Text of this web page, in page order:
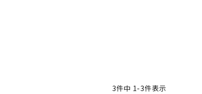
3件中 1-3件表示